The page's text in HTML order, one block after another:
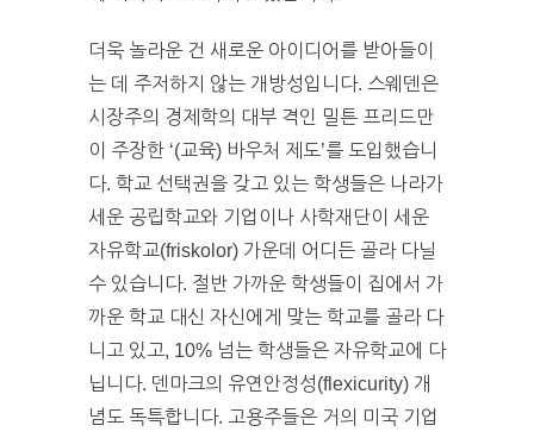
더욱 놀라운 건 새로운 아이디어를 받아들이
는 데 주저하지 않는 개방성입니다. 스웨덴은
시장주의 경제학의 대부 격인 밀튼 프리드만
이 주장한 ‘(교육) 바우처 제도’를 도입했습니
다. 학교 선택권을 갖고 있는 학생들은 나라가
세운 공립학교와 기업이나 사학재단이 세운
자유학교(friskolor) 가운데 어디든 골라 다닐
수 있습니다. 절반 가까운 학생들이 집에서 가
까운 학교 대신 자신에게 맞는 학교를 골라 다
니고 있고, 10% 넘는 학생들은 자유학교에 다
닙니다. 덴마크의 유연안정성(flexicurity) 개
념도 독특합니다. 고용주들은 거의 미국 기업